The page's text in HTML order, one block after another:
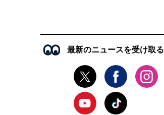
最新のニュースを受け取る